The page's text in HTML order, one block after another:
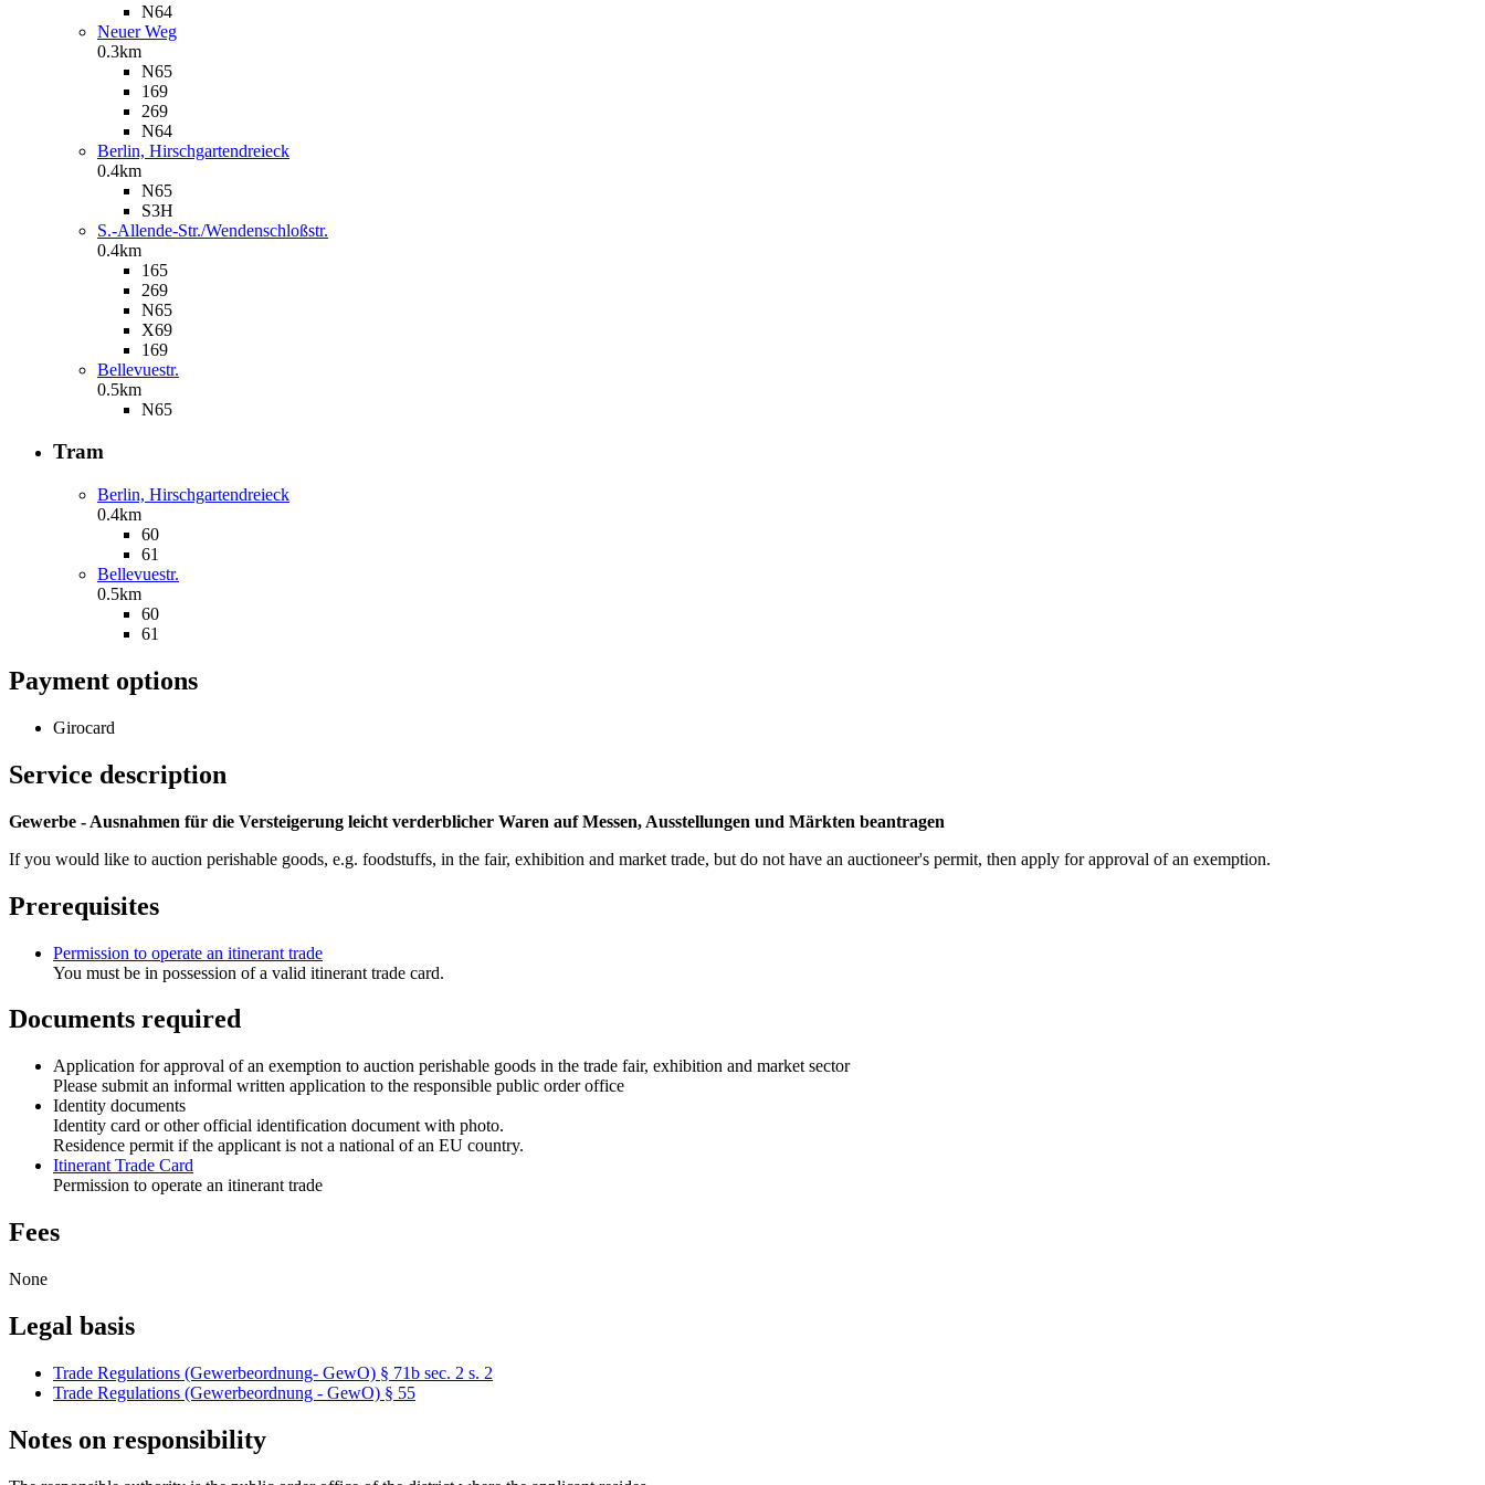
N64
Neuer Weg
0.3km
N65
169
269
N64
Berlin, Hirschgartendreieck
0.4km
N65
S3H
S.-Allende-Str./Wendenschloßstr.
0.4km
165
269
N65
X69
169
Bellevuestr.
0.5km
N65
Tram
Berlin, Hirschgartendreieck
0.4km
60
61
Bellevuestr.
0.5km
60
61
Payment options
Girocard
Service description
Gewerbe - Ausnahmen für die Versteigerung leicht verderblicher Waren auf Messen, Ausstellungen und Märkten beantragen
If you would like to auction perishable goods, e.g. foodstuffs, in the fair, exhibition and market trade, but do not have an auctioneer's permit, then apply for approval of an exemption.
Prerequisites
Permission to operate an itinerant trade
You must be in possession of a valid itinerant trade card.
Documents required
Application for approval of an exemption to auction perishable goods in the trade fair, exhibition and market sector
Please submit an informal written application to the responsible public order office
Identity documents
Identity card or other official identification document with photo.
Residence permit if the applicant is not a national of an EU country.
Itinerant Trade Card
Permission to operate an itinerant trade
Fees
None
Legal basis
Trade Regulations (Gewerbeordnung- GewO) § 71b sec. 2 s. 2
Trade Regulations (Gewerbeordnung - GewO) § 55
Notes on responsibility